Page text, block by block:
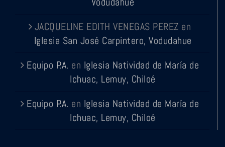
JACQUELINE EDITH VENEGAS PEREZ en
Iglesia San José Carpintero, Vodudahue
Equipo P.A. en Iglesia Natividad de María de
Ichuac, Lemuy, Chiloé
Equipo P.A. en Iglesia Natividad de María de
Ichuac, Lemuy, Chiloé